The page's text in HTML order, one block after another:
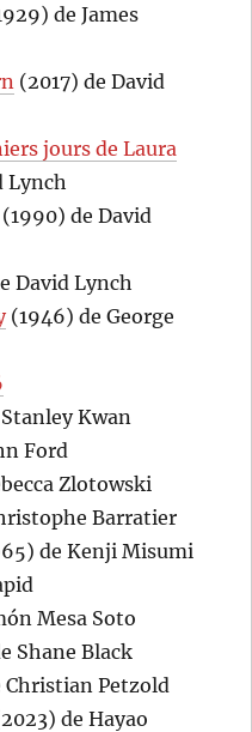
de James
(2017) de David
jours de Laura
Lynch
(1990) de David
David Lynch
(1946) de George
Kwan
Ford
Zlotowski
Barratier
de Kenji Misumi
Mesa Soto
Shane Black
Christian Petzold
de Hayao